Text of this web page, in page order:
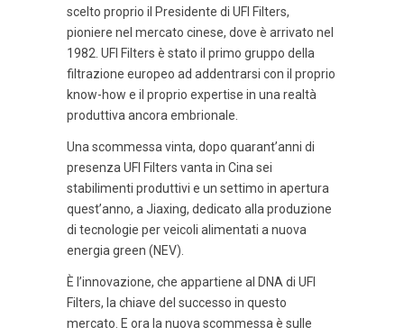
scelto proprio il Presidente di UFI Filters,
pioniere nel mercato cinese, dove è arrivato nel
1982. UFI Filters è stato il primo gruppo della
filtrazione europeo ad addentrarsi con il proprio
know-how e il proprio expertise in una realtà
produttiva ancora embrionale.
Una scommessa vinta, dopo quarant’anni di
presenza UFI Filters vanta in Cina sei
stabilimenti produttivi e un settimo in apertura
quest’anno, a Jiaxing, dedicato alla produzione
di tecnologie per veicoli alimentati a nuova
energia green (NEV).
È l’innovazione, che appartiene al DNA di UFI
Filters, la chiave del successo in questo
mercato. E ora la nuova scommessa è sulle